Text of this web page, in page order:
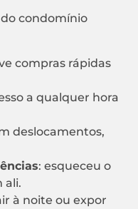
condomínio
compras rápidas
a qualquer hora
deslocamentos,
: esqueceu o
ali.
à noite ou expor